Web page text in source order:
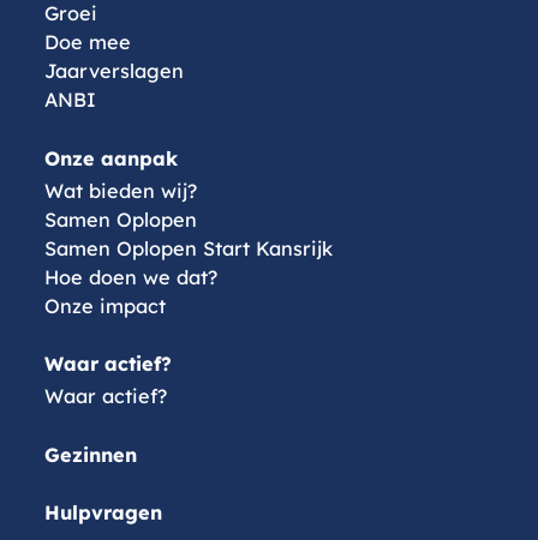
Groei
Doe mee
Jaarverslagen
ANBI
Onze aanpak
Wat bieden wij?
Samen Oplopen
Samen Oplopen Start Kansrijk
Hoe doen we dat?
Onze impact
Waar actief?
Waar actief?
Gezinnen
Hulpvragen